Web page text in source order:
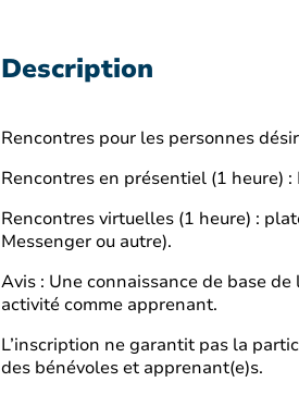
Description
Rencontres pour les personnes
Rencontres en présentiel (1 heure)
Rencontres virtuelles (1 heure) :
Messenger ou autre).
Avis : Une connaissance de base
activité comme apprenant.
L’inscription ne garantit pas la
des bénévoles et apprenant(e)s.